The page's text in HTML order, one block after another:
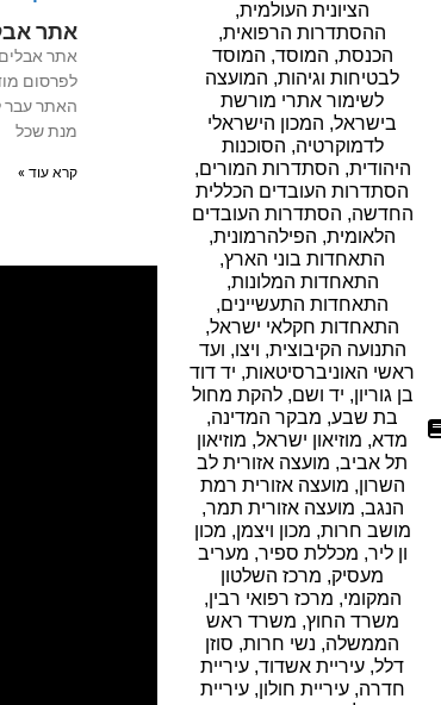
הציונית העולמית,
ההסתדרות הרפואית,
הכנסת, המוסד, המוסד
לבטיחות וגיהות, המועצה
לשימור אתרי מורשת
בישראל, המכון הישראלי
לדמוקרטיה, הסוכנות
היהודית, הסתדרות המורים,
הסתדרות העובדים הכללית
החדשה, הסתדרות העובדים
הלאומית, הפילהרמונית,
התאחדות בוני הארץ,
התאחדות המלונות,
התאחדות התעשיינים,
התאחדות חקלאי ישראל,
התנועה הקיבוצית, ויצו, ועד
ראשי האוניברסיטאות, יד דוד
בן גוריון, יד ושם,להקת מחול
בת שבע, מבקר המדינה,
מדא, מוזיאון ישראל, מוזיאון
תל אביב, מועצה אזורית לב
השרון, מועצה אזורית רמת
הנגב, מועצה אזורית תמר,
מושב חרות, מכון ויצמן, מכון
ון ליר, מכללת ספיר, מעריב
מעסיק, מרכז השלטון
המקומי, מרכז רפואי רבין,
משרד החוץ, משרד ראש
הממשלה, נשי חרות, סוזן
דלל, עיריית אשדוד, עיריית
חדרה,עיריית חולון,עיריית
אתר
אתר
האתר עבר
מנת שכל
קרא עוד »